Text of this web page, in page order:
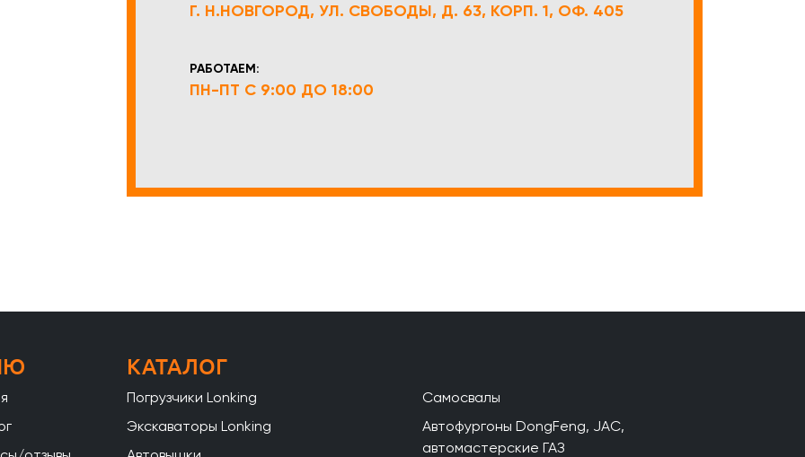
Г. Н.НОВГОРОД, УЛ. СВОБОДЫ, Д. 63, КОРП. 1, ОФ. 405
РАБОТАЕМ:
ПН-ПТ С 9:00 ДО 18:00
КАТАЛОГ
Погрузчики Lonking
Экскаваторы Lonking
Самосвалы
Автофургоны DongFeng, JAC,
автомастерские ГАЗ